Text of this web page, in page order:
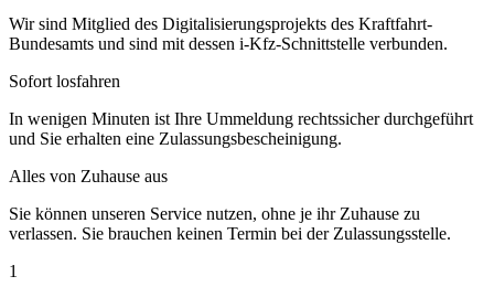
Wir sind Mitglied des Digitalisierungsprojekts des Kraftfahrt-
Bundesamts und sind mit dessen i-Kfz-Schnittstelle verbunden.
Sofort losfahren
In wenigen Minuten ist Ihre Ummeldung rechtssicher durchgeführt
und Sie erhalten eine Zulassungsbescheinigung.
Alles von Zuhause aus
Sie können unseren Service nutzen, ohne je ihr Zuhause zu
verlassen. Sie brauchen keinen Termin bei der Zulassungsstelle.
1